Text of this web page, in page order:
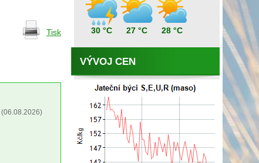
Tisk
(06.08.2026)
30 °C 27 °C 28 °C
VÝVOJ CEN